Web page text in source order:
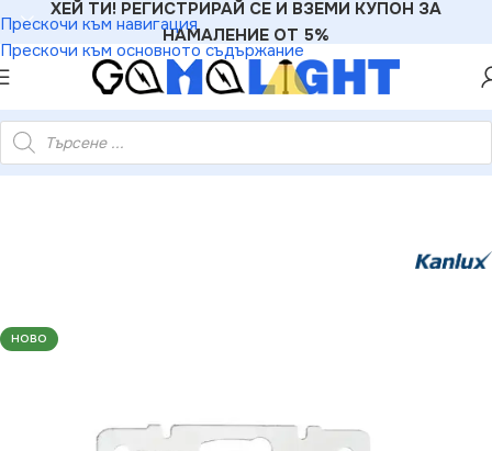
Прескочи към навигация
Прескочи към основното съдържание
ХЕЙ ТИ! РЕГИСТРИРАЙ СЕ И ВЗЕМИ КУПОН ЗА
НАМАЛЕНИЕ ОТ 5%
»Ключове»Kanlux 25081 Стълбищен ключ за LED LOGI
НОВО